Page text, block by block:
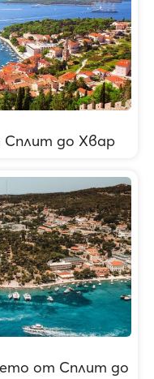
Сплит до Хвар
от Сплит до